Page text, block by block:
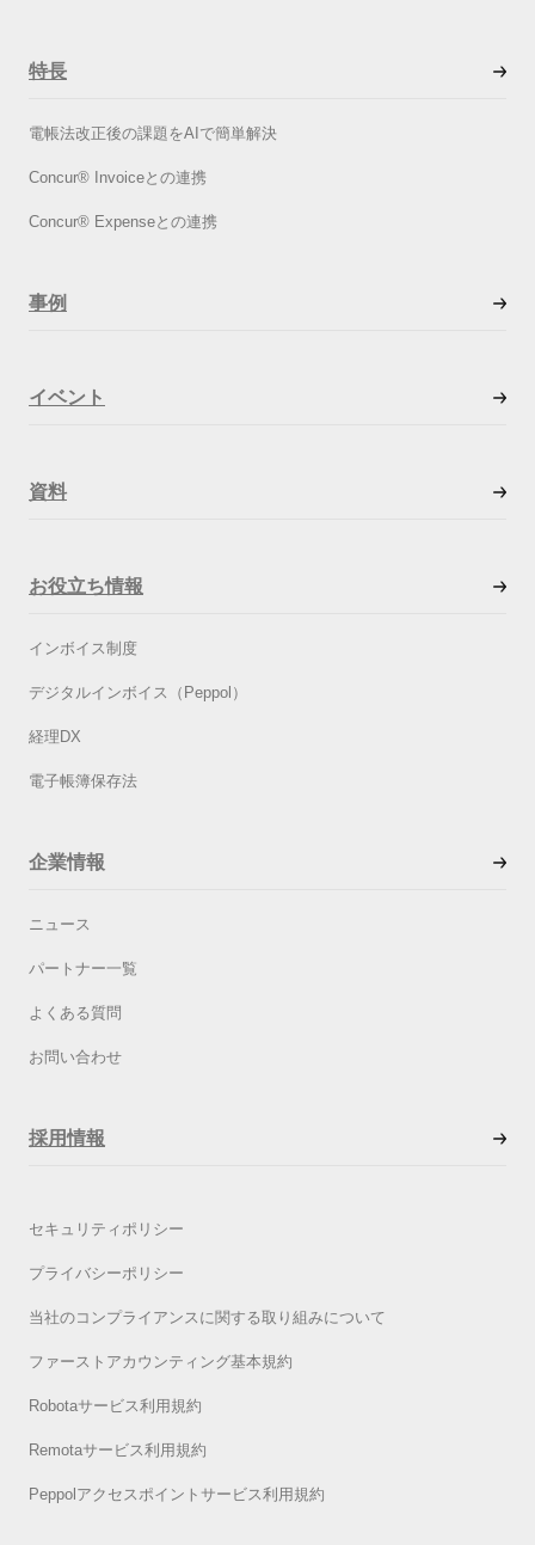
特長
電帳法改正後の課題をAIで簡単解決
Concur®︎ Invoiceとの連携
Concur®︎ Expenseとの連携
事例
イベント
資料
お役立ち情報
インボイス制度
デジタルインボイス（Peppol）
経理DX
電子帳簿保存法
企業情報
ニュース
パートナー一覧
よくある質問
お問い合わせ
採用情報
セキュリティポリシー
プライバシーポリシー
当社のコンプライアンスに関する取り組みについて
ファーストアカウンティング基本規約
Robotaサービス利用規約
Remotaサービス利用規約
Peppolアクセスポイントサービス利用規約